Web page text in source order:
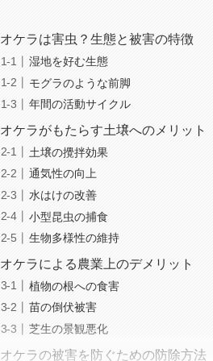
オケラは害虫？生態と被害の特徴
湿地を好む生態
モグラのような前脚
年間の活動サイクル
オケラがもたらす土壌へのメリット
土壌の攪拌効果
通気性の向上
水はけの改善
小型昆虫の捕食
生物多様性の維持
オケラによる農業上のデメリット
植物の根への食害
苗の倒伏被害
芝生の景観悪化
オケラの被害を防ぐための防除方法